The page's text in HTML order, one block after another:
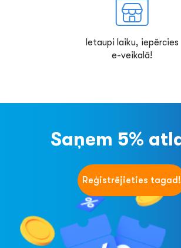
Ietaupi laiku, iepērcies
e-veikalā!
Saņem 5%
Reģistrējieties tagad!